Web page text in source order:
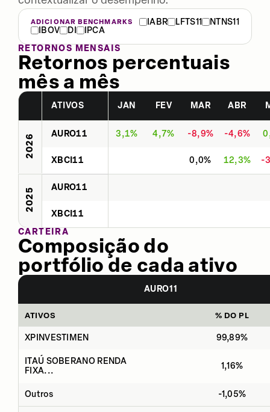
ADICIONAR BENCHMARKS IABR LFTS11
NTNS11
IBOV
DI
IPCA
RETORNOS MENSAIS
Retornos percentuais
mês a mês
ATIVOS JAN FEV MAR ABR
2026 AURO11 3,1% 4,7% -8,9% -4,6%
XBCI11 0,0% 12,3% -
2025 AURO11
XBCI11
CARTEIRA
Composição do
portfólio de cada ativo
AURO11
ATIVOS % DO PL
XPINVESTIMEN 99,89%
ITAÚ SOBERANO RENDA
FIXA...
1,16%
Outros -1,05%